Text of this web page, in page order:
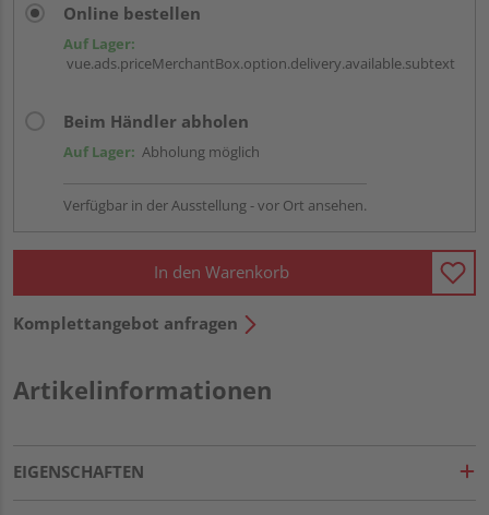
Online bestellen
Auf Lager:
vue.ads.priceMerchantBox.option.delivery.available.subtext
Beim Händler abholen
Auf Lager: Abholung möglich
Verfügbar in der Ausstellung - vor Ort ansehen.
In den Warenkorb
Komplettangebot anfragen
Artikelinformationen
EIGENSCHAFTEN